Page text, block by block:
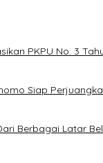
PKPU No. 3
Siap
Berbagai Latar